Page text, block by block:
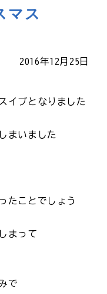
マス
2016年12月25日
イブとなりました
まいました
たことでしょう
まって
で